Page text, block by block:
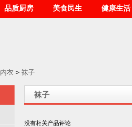
品质厨房 美食民生 健康生活
内衣 > 袜子
袜子
没有相关产品评论